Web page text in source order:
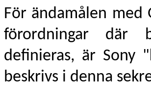
För ändamålen med
förordningar där
definieras, är Sony
beskrivs i denna